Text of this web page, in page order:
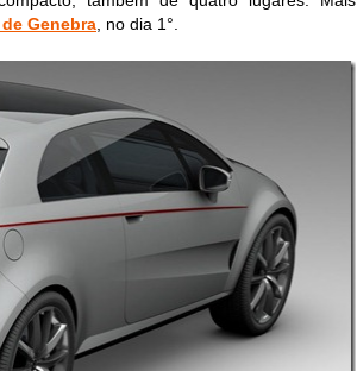
Genebra , no dia 1°.